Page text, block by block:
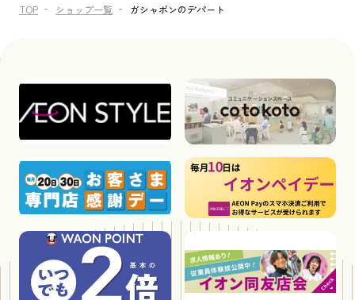
TOP ショップ一覧 ガシャポンのデパート